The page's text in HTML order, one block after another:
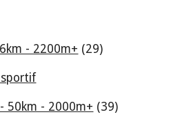
- 2200m+ (29)
50km - 2000m+ (39)